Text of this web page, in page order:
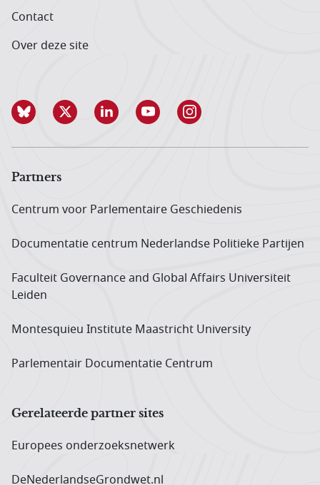
Contact
Over deze site
Partners
Centrum voor Parlementaire Geschiedenis
Documentatie centrum Neder­landse Politieke Partijen
Faculteit Governance and Global Affairs Universiteit
Leiden
Montesquieu Institute Maastricht University
Parlementair Documentatie Centrum
Gerelateerde partner sites
Europees onderzoeks­netwerk
DeNederlandseGrondwet.nl